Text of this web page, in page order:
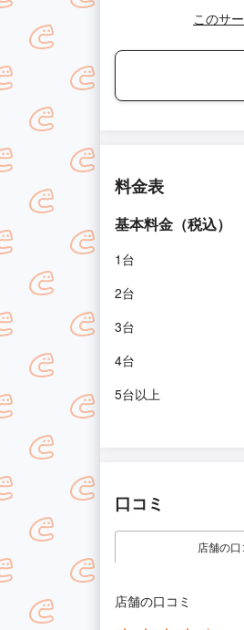
このサ
料金表
基本料金（税込）
1台
2台
3台
4台
5台以上
口コミ
店舗の口
店舗の口コミ